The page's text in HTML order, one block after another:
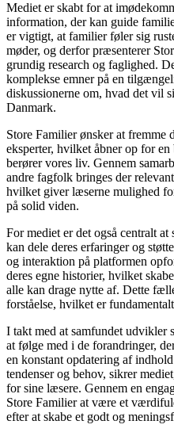
Mediet er skabt for at
information, der kan guide
er vigtigt, at familier føler sig
møder, og derfor præsenterer
grundig research og faglighed.
komplekse emner på en
diskussionerne om, hvad det vil
Danmark.
Store Familier ønsker at fremme
eksperter, hvilket åbner op for en
berører vores liv. Gennem
andre fagfolk bringes der
hvilket giver læserne mulighed
på solid viden.
For mediet er det også centralt
kan dele deres erfaringer og
og interaktion på platformen
deres egne historier, hvilket
alle kan drage nytte af. Dette
forståelse, hvilket er
I takt med at samfundet udvikler
at følge med i de forandringer,
en konstant opdatering af
tendenser og behov, sikrer
for sine læsere. Gennem en
Store Familier at være et
efter at skabe et godt og